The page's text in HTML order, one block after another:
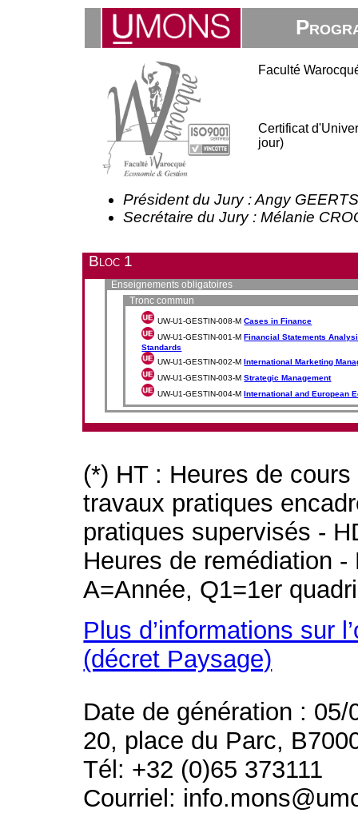
Faculté
Certificat
jour)
Président du Jury : Angy
Secrétaire du Jury : Mélanie
Bloc 1
Enseignements obligatoires
Tronc commun
UW-U1-GESTIN-008-MCases in Finance
UW-U1-GESTIN-001-MFinancial Statements
Standards
UW-U1-GESTIN-002-MInternational Marketing
UW-U1-GESTIN-003-MStrategic Management
UW-U1-GESTIN-004-MInternational and European
(*) HT : Heures de
travaux pratiques
pratiques supervisés -
Heures de remédiation
A=Année, Q1=1er
Plus d’informations sur
(décret Paysage)
Date de génération : 05/
20, place du Parc,
Tél: +32 (0)65 373111
Courriel: